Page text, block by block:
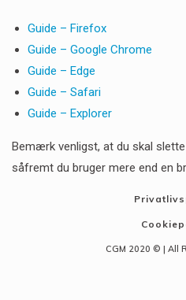
Guide – Firefox
Guide – Google Chrome
Guide – Edge
Guide – Safari
Guide – Explorer
Bemærk venligst, at du skal
såfremt du bruger mere end en
CGM 2020 ©​ | All